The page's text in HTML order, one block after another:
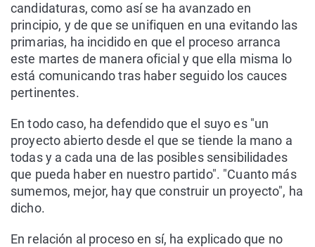
candidaturas, como así se ha avanzado en
principio, y de que se unifiquen en una evitando las
primarias, ha incidido en que el proceso arranca
este martes de manera oficial y que ella misma lo
está comunicando tras haber seguido los cauces
pertinentes.
En todo caso, ha defendido que el suyo es "un
proyecto abierto desde el que se tiende la mano a
todas y a cada una de las posibles sensibilidades
que pueda haber en nuestro partido". "Cuanto más
sumemos, mejor, hay que construir un proyecto", ha
dicho.
En relación al proceso en sí, ha explicado que no